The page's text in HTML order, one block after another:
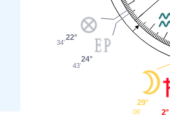
22°
34'
24°
43'
29°
06' 2°